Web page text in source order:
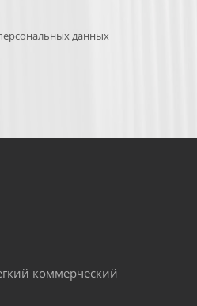
данных
коммерческий